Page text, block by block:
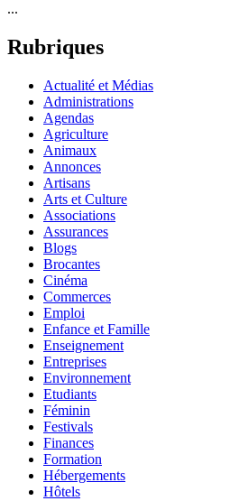
...
Rubriques
Actualité et Médias
Administrations
Agendas
Agriculture
Animaux
Annonces
Artisans
Arts et Culture
Associations
Assurances
Blogs
Brocantes
Cinéma
Commerces
Emploi
Enfance et Famille
Enseignement
Entreprises
Environnement
Etudiants
Féminin
Festivals
Finances
Formation
Hébergements
Hôtels